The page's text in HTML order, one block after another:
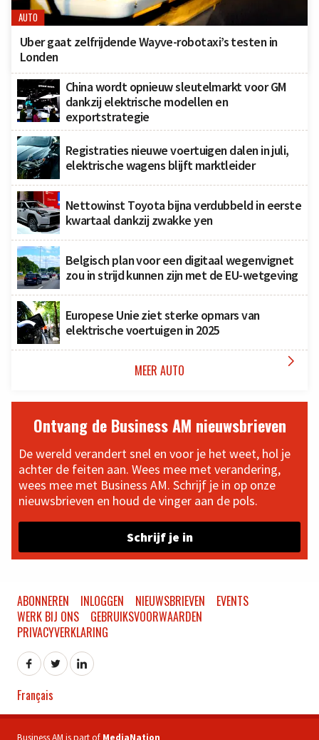
AUTO
Uber gaat zelfrijdende Wayve-robotaxi’s testen in
Londen
China wordt opnieuw sleutelmarkt voor GM
dankzij elektrische modellen en
exportstrategie
Registraties nieuwe voertuigen dalen in juli,
elektrische wagens blijft marktleider
Nettowinst Toyota bijna verdubbeld in eerste
kwartaal dankzij zwakke yen
Belgisch plan voor een digitaal wegenvignet
zou in strijd kunnen zijn met de EU-wetgeving
Europese Unie ziet sterke opmars van
elektrische voertuigen in 2025
MEER AUTO 
Ontvang de Business AM nieuwsbrieven
De wereld verandert snel en voor je het weet, hol je
achter de feiten aan. Wees mee met verandering,
wees mee met Business AM. Schrijf je in op onze
nieuwsbrieven en houd de vinger aan de pols.
Schrijf je in
ABONNEREN INLOGGEN NIEUWSBRIEVEN
EVENTS
WERK BIJ ONS
GEBRUIKSVOORWAARDEN
PRIVACYVERKLARING
Français
Business AM is part of MediaNation